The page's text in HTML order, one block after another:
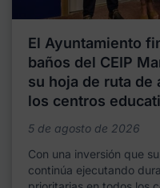
El Ayuntamiento
baños del CEIP
su hoja de ruta de
los centros
5 de agosto de 2026
Con una inversión que
continúa ejecutando